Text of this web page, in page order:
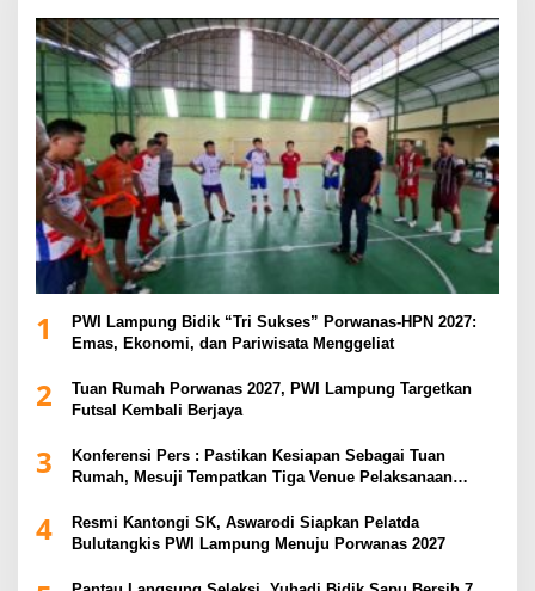
1
PWI Lampung Bidik “Tri Sukses” Porwanas-HPN 2027:
Emas, Ekonomi, dan Pariwisata Menggeliat
2
Tuan Rumah Porwanas 2027, PWI Lampung Targetkan
Futsal Kembali Berjaya
3
Konferensi Pers : Pastikan Kesiapan Sebagai Tuan
Rumah, Mesuji Tempatkan Tiga Venue Pelaksanaan
4
Resmi Kantongi SK, Aswarodi Siapkan Pelatda
Bulutangkis PWI Lampung Menuju Porwanas 2027